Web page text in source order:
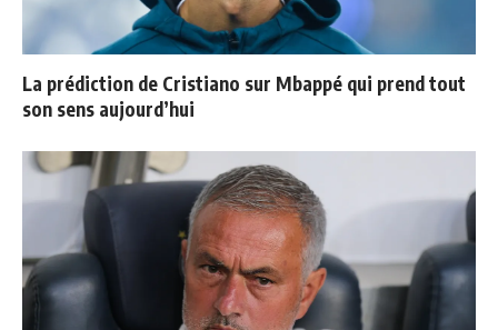
La prédiction de Cristiano sur Mbappé qui prend tout
son sens aujourd’hui